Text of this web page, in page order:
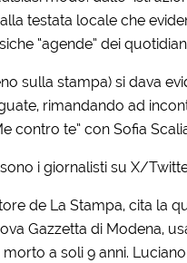
testata locale che
“agende” dei
sulla stampa) si dava
rimandando ad
contro te” con Sofia
i giornalisti su X/
de La Stampa, cita la
Gazzetta di Modena,
a soli 9 anni.